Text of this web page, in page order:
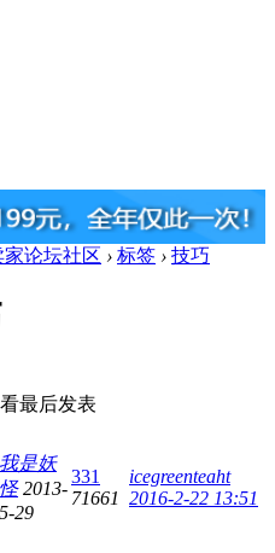
论坛社区 › 标签 › 技巧
最后发表
我是妖
怪 2013-
5-29
331
71661
icegreenteaht
2016-2-22 13:51